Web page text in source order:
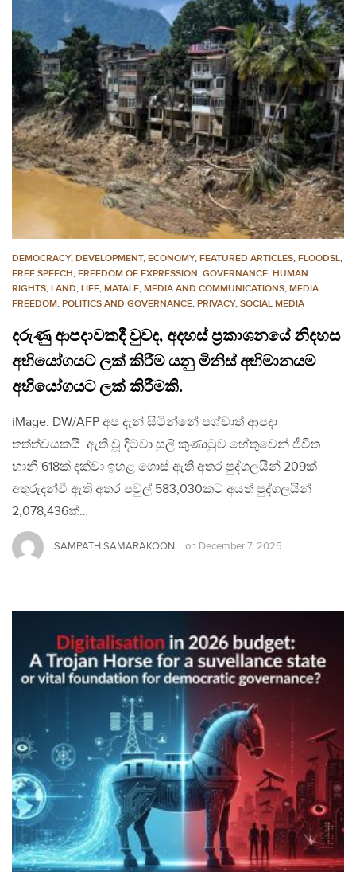
DEMOCRACY, DEVELOPMENT, ECONOMY, FEATURED ARTICLES, FLOODSL,
FREE SPEECH, FREEDOM OF EXPRESSION, GOVERNANCE, HUMAN
RIGHTS, LAND, LIFE, MATALE, MEDIA AND COMMUNICATIONS, MEDIA
FREEDOM, POLITICS AND GOVERNANCE, PRIVACY, SOCIAL MEDIA
දරුණු ආපදාවකදී වුවද, අදහස් ප්‍රකාශනයේ නිදහස
අභියෝගයට ලක් කිරීම යනු මිනිස් අභිමානයම
අභියෝගයට ලක් කිරීමකි.
iMage: DW/AFP අප දැන් සිටින්නේ පශ්චාත් ආපදා
තත්ත්වයකයි. ඇති වූ දිට්වා සුලි කුණාටුව හේතුවෙන් ජීවිත
හානි 618ක් දක්වා ඉහළ ගොස් ඇති අතර පුද්ගලයින් 209ක්
අතුරුදන්වී ඇති අතර පවුල් 583,030කට අයත් පුද්ගලයින්
2,078,436ක්…
SAMPATH SAMARAKOON on December 7, 2025